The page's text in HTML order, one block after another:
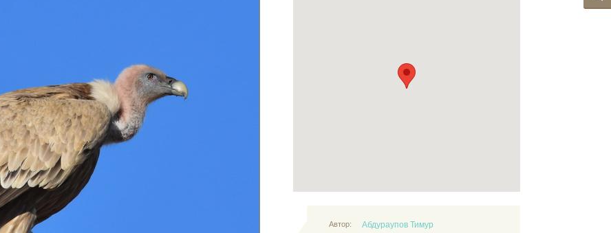
Автор:
Абдураупов Тимур